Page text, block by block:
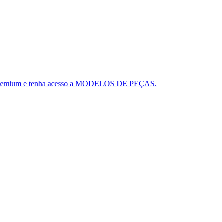
e tenha acesso a MODELOS DE PEÇAS.